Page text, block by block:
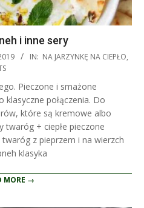
i inne sery
IN: NA JARZYNKĘ NA CIEPŁO,
Pieczone i smażone
połączenia. Do
które są kremowe albo
twaróg + ciepłe pieczone
z pieprzem i na wierzch
klasyka
MORE →